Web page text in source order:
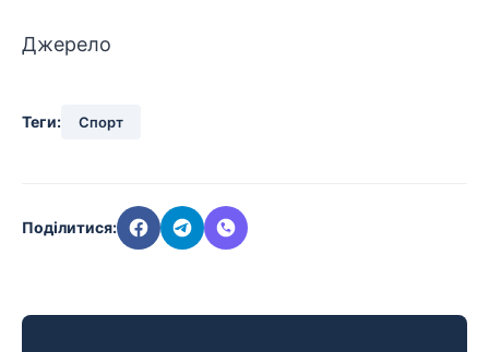
Джерело
Теги: Спорт
Поділитися: